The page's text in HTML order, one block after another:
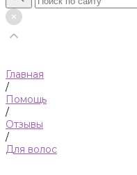
Главная
/
Помощь
/
Отзывы
/
Для волос